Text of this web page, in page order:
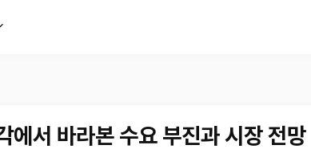
서 바라본 수요 부진과 시장 전망